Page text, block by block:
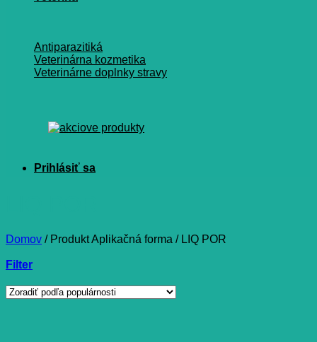
Antiparazitiká
Veterinárna kozmetika
Veterinárne doplnky stravy
Domov /Produkt Aplikačná forma /LIQ POR
Filter